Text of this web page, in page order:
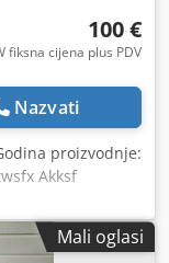
100 €
fiksna cijena plus PDV
Nazvati
proizvodnje:
Akksf
uključuje pribor i
preuzimanje
Mali oglasi